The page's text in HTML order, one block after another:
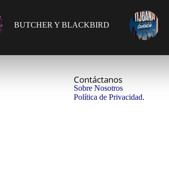
BUTCHER Y BLACKBIRD
Contáctanos
Sobre Nosotros
Política de Privacidad.